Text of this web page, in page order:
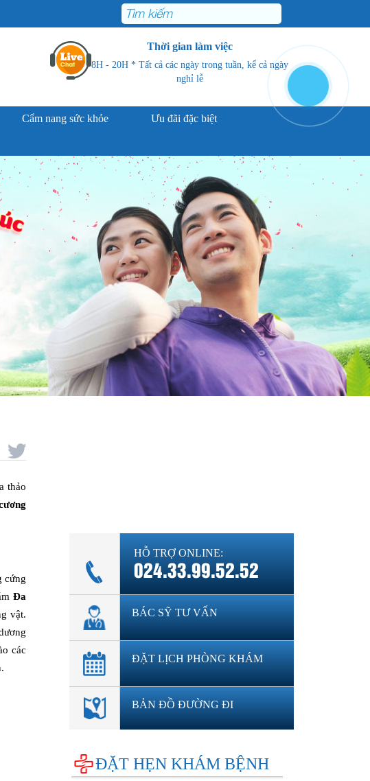
Thời gian làm việc
8H - 20H * Tất cả các ngày trong tuần, kể cả ngày
nghỉ lễ
Cẩm nang sức khỏe Ưu đãi đặc biệt
thảo
cứng
Đa
vật.
các
HỖ TRỢ ONLINE:
024.33.99.52.52
BÁC SỸ TƯ VẤN
ĐẶT LỊCH PHÒNG KHÁM
BẢN ĐỒ ĐƯỜNG ĐI
ĐẶT HẸN KHÁM BỆNH